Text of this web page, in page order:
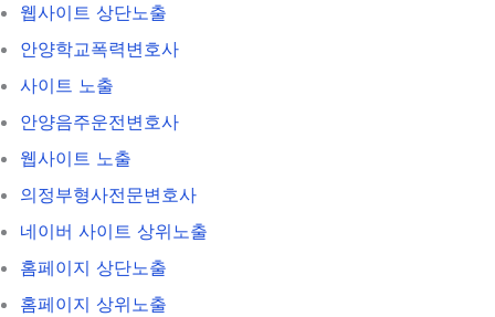
웹사이트 상단노출
안양학교폭력변호사
사이트 노출
안양음주운전변호사
웹사이트 노출
의정부형사전문변호사
네이버 사이트 상위노출
홈페이지 상단노출
홈페이지 상위노출